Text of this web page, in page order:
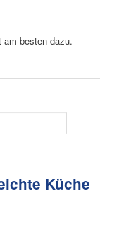
am besten dazu.
Küche